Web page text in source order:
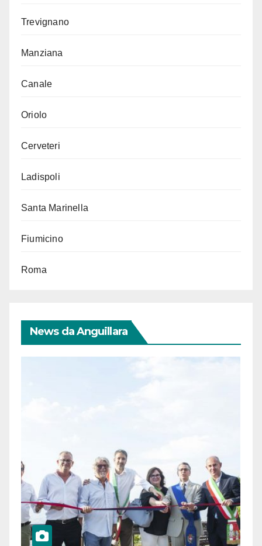
Trevignano
Manziana
Canale
Oriolo
Cerveteri
Ladispoli
Santa Marinella
Fiumicino
Roma
News da Anguillara